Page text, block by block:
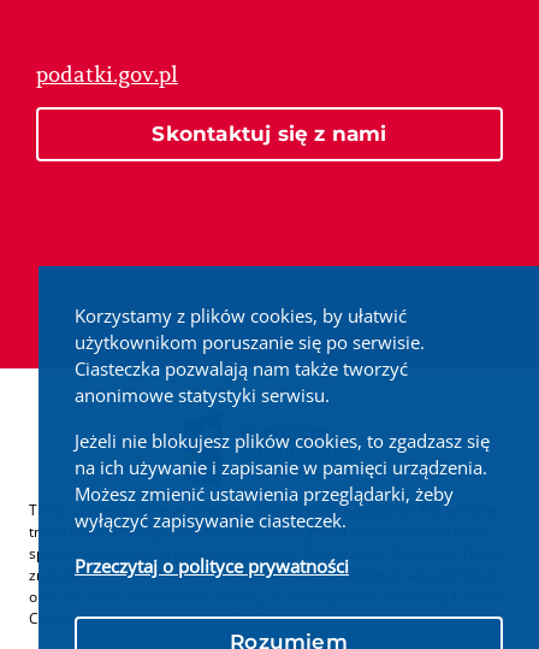
Korzystamy z plików cookies, by ułatwić
użytkownikom poruszanie się po serwisie.
Ciasteczka pozwalają nam także tworzyć
anonimowe statystyki serwisu.
Jeżeli nie blokujesz plików cookies, to zgadzasz się
na ich używanie i zapisanie w pamięci urządzenia.
Możesz zmienić ustawienia przeglądarki, żeby
wyłączyć zapisywanie ciasteczek.
Przeczytaj o polityce prywatności
Rozumiem
podatki.gov.pl
Skontaktuj się z nami
Treści zamieszczone w serwisie udostępniamy bezpłatnie. Korzystanie z
treści opublikowanych w serwisie podatki.gov.pl, niezależnie od celu i
sposobu korzystania, nie wymaga zgody Ministerstwa Finansów. Treści
znaczone w serwisie jako treści będące przedmiotem praw autorskich,
o ile nie jest to stwierdzone inaczej, są udostępniane na licencji Creative
Commons Uznanie Autorstwa 3.0 Polska.